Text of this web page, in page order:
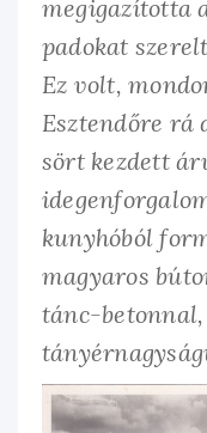
megigazította
padokat
Ez volt,
Esztendőre rá
sört kezdett
kunyhóból
magyaros
tánc-